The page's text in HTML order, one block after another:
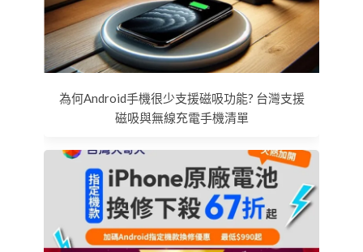
為何Android手機很少支援磁吸功能? 台灣支援
磁吸與無線充電手機清單